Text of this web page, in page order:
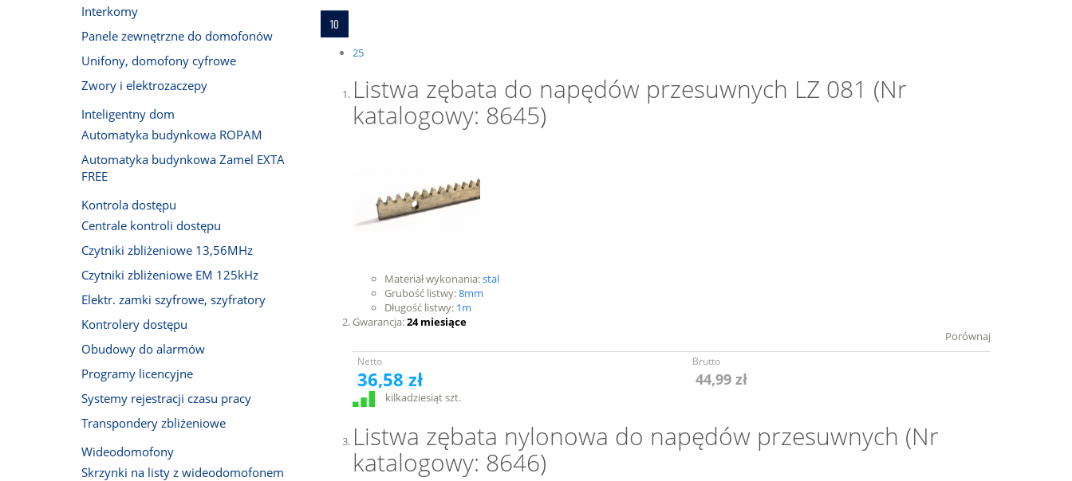
10
25
Listwa zębata do napędów przesuwnych LZ 081 (Nr
katalogowy: 8645)
Materiał wykonania:stal
Grubość listwy:8mm
Długość listwy: 1m
Gwarancja:24 miesiące
Porównaj
Netto Brutto
36,58 zł 44,99 zł
kilkadziesiąt szt.
Listwa zębata nylonowa do napędów przesuwnych (Nr
katalogowy: 8646)
Interkomy
Panele zewnętrzne do domofonów
Unifony, domofony cyfrowe
Zwory i elektrozaczepy
Inteligentny dom
Automatyka budynkowa ROPAM
Automatyka budynkowa Zamel EXTA
FREE
Kontrola dostępu
Centrale kontroli dostępu
Czytniki zbliżeniowe 13,56MHz
Czytniki zbliżeniowe EM 125kHz
Elektr. zamki szyfrowe, szyfratory
Kontrolery dostępu
Obudowy do alarmów
Programy licencyjne
Systemy rejestracji czasu pracy
Transpondery zbliżeniowe
Wideodomofony
Skrzynki na listy z wideodomofonem